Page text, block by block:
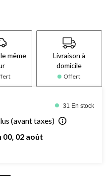
même
Livraison à
domicile
Offert
31 En stock
(avant taxes)
00, 02 août